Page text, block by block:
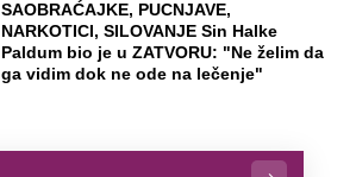
SAOBRAĆAJKE, PUCNJAVE,
NARKOTICI, SILOVANJE Sin Halke
Paldum bio je u ZATVORU: "Ne želim da
ga vidim dok ne ode na lečenje"